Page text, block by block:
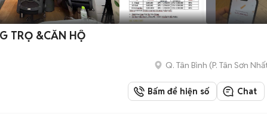
PHÒNG TRỌ &CĂN HỘ
Q. Tân Bình (P. Tân Sơn
Bấm để hiện số Chat